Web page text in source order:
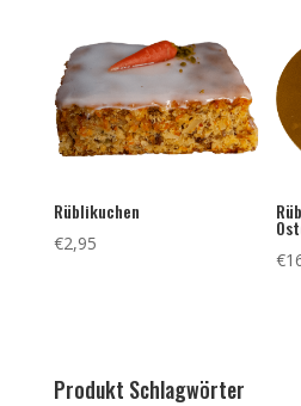
Rüblikuchen
€2,95
€
Produkt Schlagwörter